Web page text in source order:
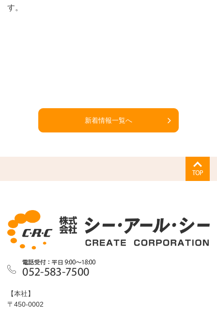
す。
新着情報一覧へ
【本社】
〒450-0002